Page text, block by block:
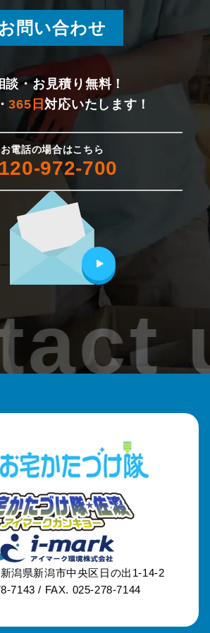
お問い合わせ
談・お見積り無料！
・365日対応いたします！
お電話の場合はこちら
972-700
新潟県新潟市中央区日の出1-14-2
7143 / FAX. 025-278-7144